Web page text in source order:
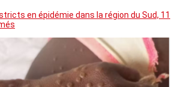
en épidémie dans la région du Sud, 11